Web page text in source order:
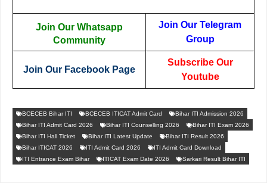
Join Our Whatsapp
Community
Join Our Telegram
Group
Join Our Facebook Page
Subscribe Our
Youtube
BCECEB Bihar ITI BCECEB ITICAT Admit Card
Bihar ITI Admission 2026
Bihar ITI Admit Card 2026
Bihar ITI Counselling 2026
Bihar ITI Exam 2026
Bihar ITI Hall Ticket
Bihar ITI Latest Update
Bihar ITI Result 2026
Bihar ITICAT 2026
ITI Admit Card 2026
ITI Admit Card Download
ITI Entrance Exam Bihar
ITICAT Exam Date 2026 Sarkari Result Bihar ITI